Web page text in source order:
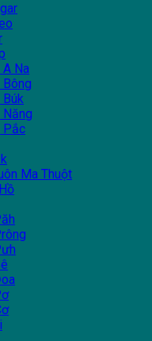
A Na
Bông
Búk
Năng
Pắc
Ma Thuột